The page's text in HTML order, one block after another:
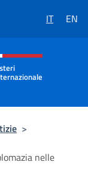
IT EN
menù
>
nelle